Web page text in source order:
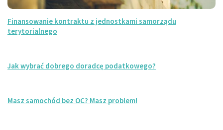
Finansowanie kontraktu z jednostkami samorządu
terytorialnego
Jak wybrać dobrego doradcę podatkowego?
Masz samochód bez OC? Masz problem!